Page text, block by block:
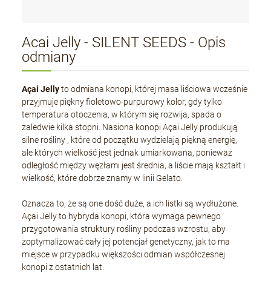
Acai Jelly - SILENT SEEDS - Opis
odmiany
Açai Jellyto odmiana konopi, której masa liściowa wcześnie
przyjmuje piękny fioletowo-purpurowy kolor, gdy tylko
temperatura otoczenia, w którym się rozwija, spada o
zaledwie kilka stopni. Nasiona konopi Açai Jelly produkują
silne rośliny , które od początku wydzielają piękną energię,
ale których wielkość jest jednak umiarkowana, ponieważ
odległość między węzłami jest średnia, a liście mają kształt i
wielkość, które dobrze znamy w linii Gelato.
Oznacza to, że są one dość duże, a ich listki są wydłużone.
Açai Jelly to hybryda konopi, która wymaga pewnego
przygotowania struktury rośliny podczas wzrostu, aby
zoptymalizować cały jej potencjał genetyczny, jak to ma
miejsce w przypadku większości odmian współczesnej
konopi z ostatnich lat.